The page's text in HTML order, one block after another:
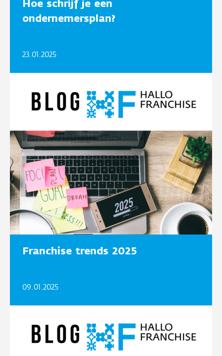
Hoe schrijf je een
ondernemersplan?
23.01.2025
Franchise trends 2025
09.01.2025